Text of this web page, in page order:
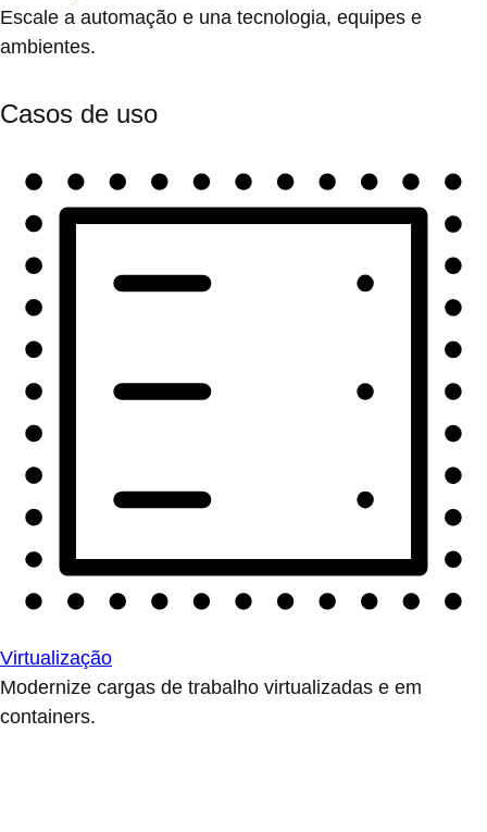
Escale a automação e una tecnologia, equipes e
ambientes.
Casos de uso
Virtualização
Modernize cargas de trabalho virtualizadas e em
containers.